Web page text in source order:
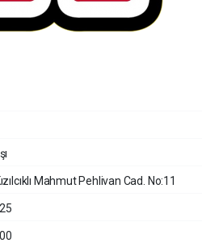
Mahmut Pehlivan Cad. No:11